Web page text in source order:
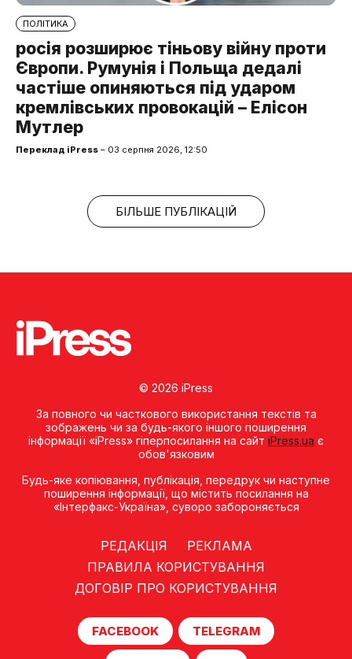
ПОЛІТИКА
росія розширює тіньову війну проти
Європи. Румунія і Польща дедалі
частіше опиняються під ударом
кремлівських провокацій – Елісон
Мутлер
Переклад iPress – 03 серпня 2026, 12:50
БІЛЬШЕ ПУБЛІКАЦІЙ
© 2026 iPress
За повного чи часткового використання текстів та
зображень чи за будь-якого іншого поширення
інформації «iPress» гіперпосилання на сайт iPress.ua є
обов'язковим
Будь-яке копiювання, публiкацiя, передрук чи наступне
поширення iнформацiї, що мiстить посилання на
«Iнтерфакс-Україна», суворо забороняється
РЕДАКЦІЯ
РЕКЛАМА
ПРАВИЛА КОРИСТУВАННЯ
ДОГОВІР ПРО КОРИСТУВАННЯ
FACEBOOK TELEGRAM